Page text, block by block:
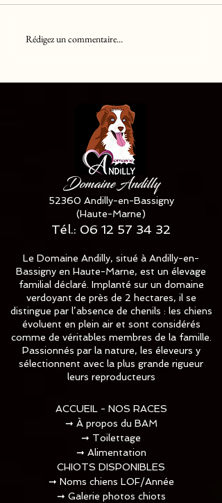
Chiots Berger Américain
Rédigez un commentaire...
Domaine Andilly
52360 Andilly-en-Bassigny
(Haute-Marne)
Tél.: 06 12 57 34 32
Le Domaine Andilly, situé à Andilly-en-
Bassigny en Haute-Marne, est un élevage
familial déclaré. Implanté sur un domaine
verdoyant de près de 2 hectares, il se
distingue par l’absence de chenils : les chiens
évoluent en plein air et sont considérés
comme de véritables membres de la famille.
Passionnés par la nature, les éleveurs y
sélectionnent avec la plus grande rigueur
leurs reproducteurs
ACCUEIL - NOS RACES
➞ À propos du BAM
➞ Toilettage​
➞ Alimentation
CHIOTS DISPONIBLES
➞ Noms chiens LOF/Année
➞ Galerie photos chiots